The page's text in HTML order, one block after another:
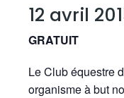
12 avril
GRATUIT
Le Club équestre
organisme à but